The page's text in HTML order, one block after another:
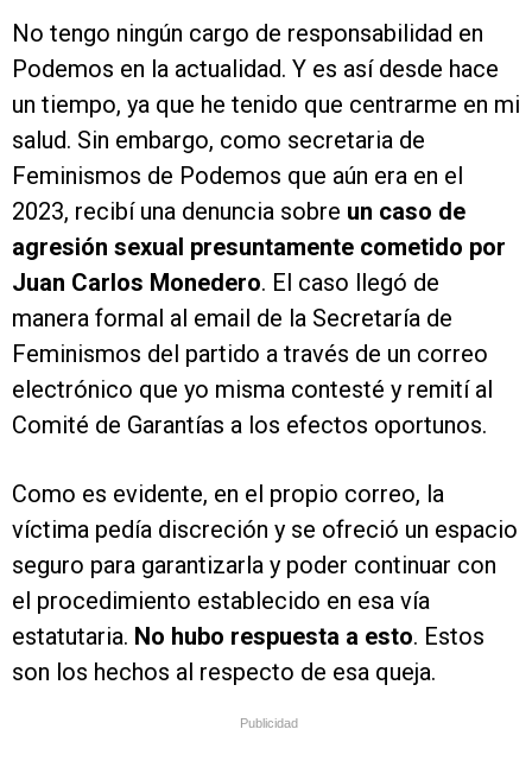
No tengo ningún cargo de responsabilidad en
Podemos en la actualidad. Y es así desde hace
un tiempo, ya que he tenido que centrarme en mi
salud. Sin embargo, como secretaria de
Feminismos de Podemos que aún era en el
2023, recibí una denuncia sobre un caso de
agresión sexual presuntamente cometido por
Juan Carlos Monedero. El caso llegó de
manera formal al email de la Secretaría de
Feminismos del partido a través de un correo
electrónico que yo misma contesté y remití al
Comité de Garantías a los efectos oportunos.
Como es evidente, en el propio correo, la
víctima pedía discreción y se ofreció un espacio
seguro para garantizarla y poder continuar con
el procedimiento establecido en esa vía
estatutaria. No hubo respuesta a esto. Estos
son los hechos al respecto de esa queja.
Publicidad